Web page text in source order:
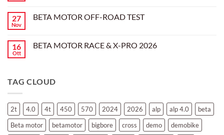
è
arrivata
Motocross
èBeta
27
Nov
BETA MOTOR OFF-ROAD TEST
BETA
16
Ott
BETA MOTOR RACE & X-PRO 2026
MOTOR
PRO
2026
TAG CLOUD
2t 4.0 4t 450 570 2024 2026 alp alp 4.0
beta
Beta motor
betamotor bigbore cross demo
demobike